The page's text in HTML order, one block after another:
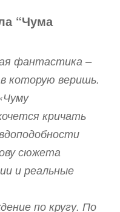
“Чума
фантастика –
которую веришь.
кричать
сюжета
и реальные
по кругу. По